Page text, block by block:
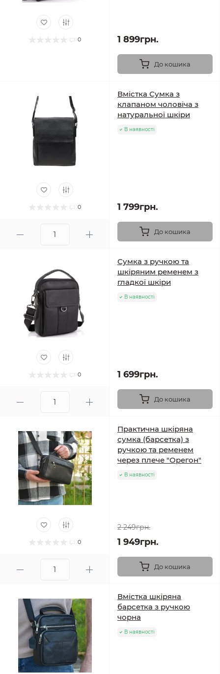
0 1 899грн.
До кошика
0
Вмістка Сумка з
клапаном чоловіча з
натуральної шкіри
В наявності
1 799грн.
До кошика
0
Сумка з ручкою та
шкіряним ременем з
гладкої шкіри
В наявності
1 699грн.
До кошика
0
Практична шкіряна
сумка (барсетка) з
ручкою та ременем
через плече "Орегон"
В наявності
2 249грн.
1 949грн.
До кошика
Вмістка шкіряна
барсетка з ручкою
чорна
В наявності